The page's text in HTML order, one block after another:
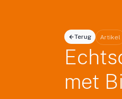
Terug Artikel
met